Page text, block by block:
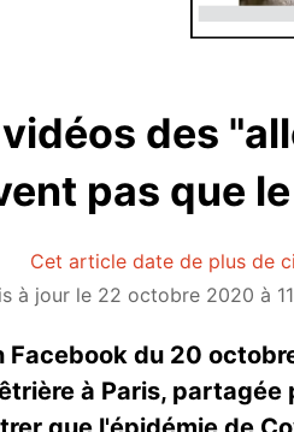
des
pas que
Cet article date de plus de
à jour le 22 octobre 2020 à
Facebook du 20
à Paris,